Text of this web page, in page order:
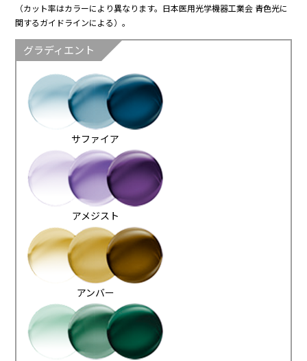
（カット率はカラーにより異なります。日本医用光学機器工業会 青色光に
関するガイドラインによる）。
グラディエント
サファイア
アメジスト
アンバー